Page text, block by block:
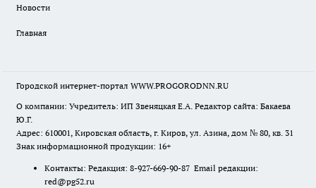
Новости
Главная
Городской интернет-портал WWW.PROGORODNN.RU
О компании: Учредитель: ИП Звеняцкая Е.А. Редактор сайта: Бакаева
Ю.Г.
Адрес: 610001, Кировская область, г. Киров, ул. Азина, дом № 80, кв. 31
Знак информационной продукции: 16+
Контакты: Редакция: 8-927-669-90-87 Email редакции:
red@pg52.ru